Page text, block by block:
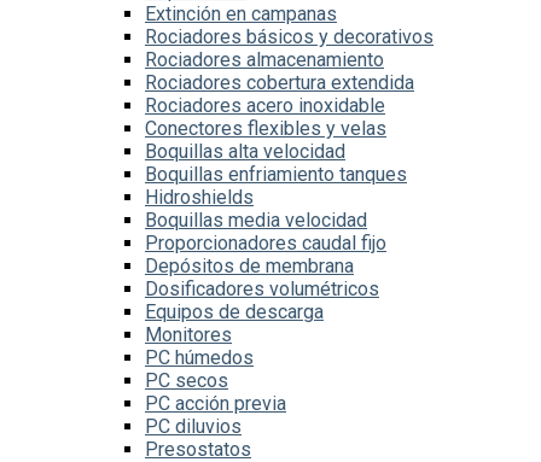
Extinción en campanas
Rociadores básicos y decorativos
Rociadores almacenamiento
Rociadores cobertura extendida
Rociadores acero inoxidable
Conectores flexibles y velas
Boquillas alta velocidad
Boquillas enfriamiento tanques
Hidroshields
Boquillas media velocidad
Proporcionadores caudal fijo
Depósitos de membrana
Dosificadores volumétricos
Equipos de descarga
Monitores
PC húmedos
PC secos
PC acción previa
PC diluvios
Presostatos